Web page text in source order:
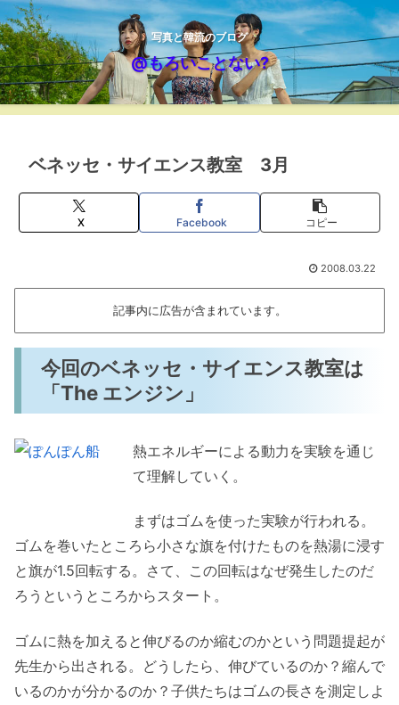
写真と韓流のブログ
@もろいことない?
ベネッセ・サイエンス教室 3月
X Facebook コピー
2008.03.22
記事内に広告が含まれています。
今回のベネッセ・サイエンス教室は
「The エンジン」
熱エネルギーによる動力を実験を通じ
て理解していく。
まずはゴムを使った実験が行われる。
ゴムを巻いたところら小さな旗を付けたものを熱湯に浸す
と旗が1.5回転する。さて、この回転はなぜ発生したのだ
ろうというところからスタート。
ゴムに熱を加えると伸びるのか縮むのかという問題提起が
先生から出される。どうしたら、伸びているのか？縮んで
いるのかが分かるのか？子供たちはゴムの長さを測定しよ